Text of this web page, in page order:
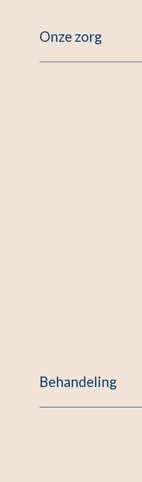
Onze zorg
Behandeling